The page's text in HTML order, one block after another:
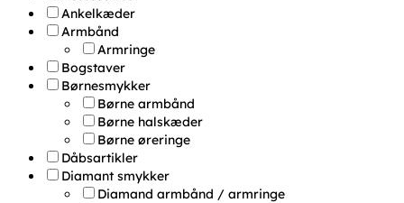
Ankelkæder
Armbånd
Armringe
Bogstaver
Børnesmykker
Børne armbånd
Børne halskæder
Børne øreringe
Dåbsartikler
Diamant smykker
Diamand armbånd / armringe